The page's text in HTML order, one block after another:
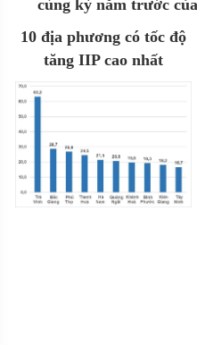
cùng kỳ năm trước
10 địa phương có tốc độ
tăng IIP cao nhất